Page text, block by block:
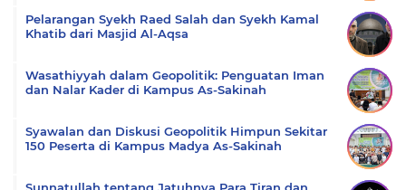
Pelarangan Syekh Raed Salah dan Syekh Kamal
Khatib dari Masjid Al-Aqsa
Wasathiyyah dalam Geopolitik: Penguatan Iman
dan Nalar Kader di Kampus As-Sakinah
Syawalan dan Diskusi Geopolitik Himpun Sekitar
150 Peserta di Kampus Madya As-Sakinah